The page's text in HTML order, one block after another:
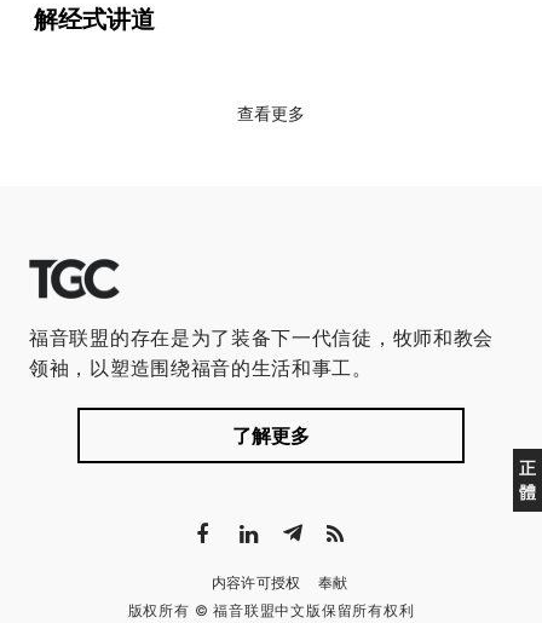
解经式讲道
查看更多
正
體
福音联盟的存在是为了装备下一代信徒，牧师和教会
领袖，以塑造围绕福音的生活和事工。
了解更多
内容许可授权
奉献
版权所有 © 福音联盟中文版保留所有权利